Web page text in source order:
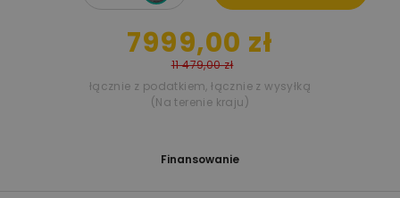
7999,00 zł
11 479,00 zł
łącznie z podatkiem,łącznie z wysyłką
(Na terenie kraju)
Finansowanie